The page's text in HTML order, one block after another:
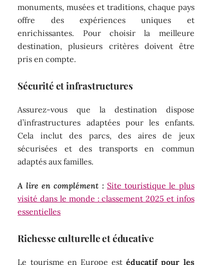
monuments, musées et traditions, chaque pays
offre des expériences uniques et
enrichissantes. Pour choisir la meilleure
destination, plusieurs critères doivent être
pris en compte.
Sécurité et infrastructures
Assurez-vous que la destination dispose
d’infrastructures adaptées pour les enfants.
Cela inclut des parcs, des aires de jeux
sécurisées et des transports en commun
adaptés aux familles.
A lire en complément : Site touristique le plus
visité dans le monde : classement 2025 et infos
essentielles
Richesse culturelle et éducative
Le tourisme en Europe estéducatif pour les